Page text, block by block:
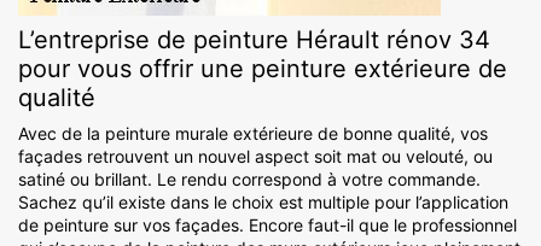
L’entreprise de peinture Hérault rénov 34
pour vous offrir une peinture extérieure de
qualité
Avec de la peinture murale extérieure de bonne qualité, vos
façades retrouvent un nouvel aspect soit mat ou velouté, ou
satiné ou brillant. Le rendu correspond à votre commande.
Sachez qu’il existe dans le choix est multiple pour l’application
de peinture sur vos façades. Encore faut-il que le professionnel